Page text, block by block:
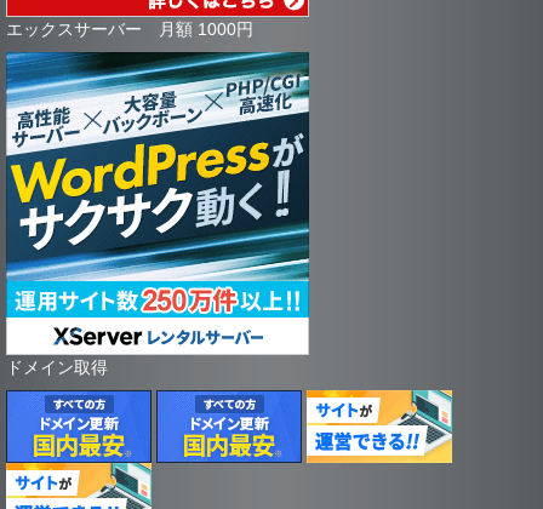
エックスサーバー 月額 1000円
ドメイン取得